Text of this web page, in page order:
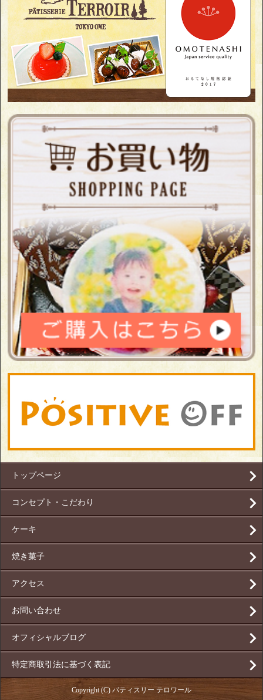
トップページ
コンセプト・こだわり
ケーキ
焼き菓子
アクセス
お問い合わせ
オフィシャルブログ
特定商取引法に基づく表記
Copyright (C) パティスリー テロワール